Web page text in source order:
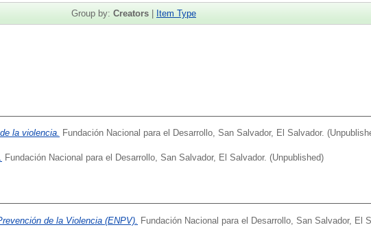
Group by: Creators | Item Type
la violencia. Fundación Nacional para el Desarrollo, San Salvador, El Salvador.
Fundación Nacional para el Desarrollo, San Salvador, El Salvador. (Unpublished)
de la Violencia (ENPV). Fundación Nacional para el Desarrollo, San Salvador, El